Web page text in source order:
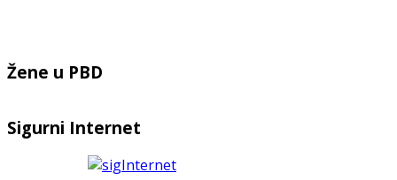
Žene u PBD
Sigurni Internet